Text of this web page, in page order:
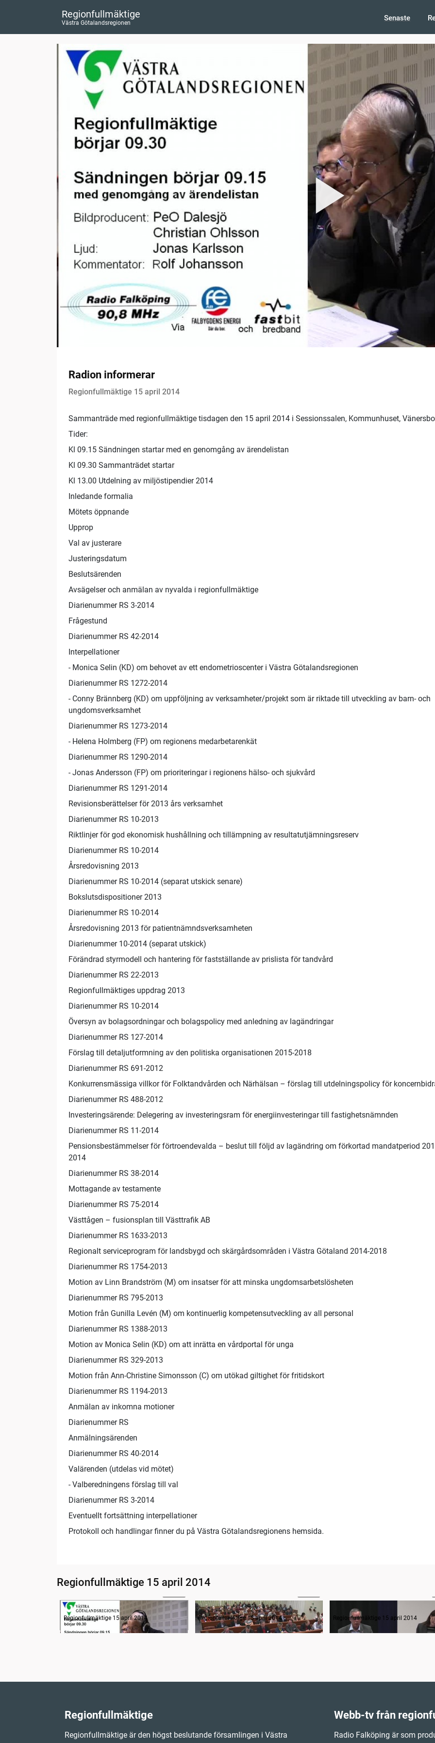
Regionfullmäktige
Västra Götalandsregionen
Senaste
Radion informerar
Regionfullmäktige 15 april 2014
Sammanträde med regionfullmäktige tisdagen den 15 april 2014 i Sessionssalen, Kommunhuset,
Tider:
Kl 09.15 Sändningen startar med en genomgång av ärendelistan
Kl 09.30 Sammanträdet startar
Kl 13.00 Utdelning av miljöstipendier 2014
Inledande formalia
Mötets öppnande
Upprop
Val av justerare
Justeringsdatum
Beslutsärenden
Avsägelser och anmälan av nyvalda i regionfullmäktige
Diarienummer RS 3-2014
Frågestund
Diarienummer RS 42-2014
Interpellationer
- Monica Selin (KD) om behovet av ett endometrioscenter i Västra Götalandsregionen
Diarienummer RS 1272-2014
- Conny Brännberg (KD) om uppföljning av verksamheter/projekt som är riktade till utveckling av barn- och
ungdomsverksamhet
Diarienummer RS 1273-2014
- Helena Holmberg (FP) om regionens medarbetarenkät
Diarienummer RS 1290-2014
- Jonas Andersson (FP) om prioriteringar i regionens hälso- och sjukvård
Diarienummer RS 1291-2014
Revisionsberättelser för 2013 års verksamhet
Diarienummer RS 10-2013
Riktlinjer för god ekonomisk hushållning och tillämpning av resultatutjämningsreserv
Diarienummer RS 10-2014
Årsredovisning 2013
Diarienummer RS 10-2014 (separat utskick senare)
Bokslutsdispositioner 2013
Diarienummer RS 10-2014
Årsredovisning 2013 för patientnämndsverksamheten
Diarienummer 10-2014 (separat utskick)
Förändrad styrmodell och hantering för fastställande av prislista för tandvård
Diarienummer RS 22-2013
Regionfullmäktiges uppdrag 2013
Diarienummer RS 10-2014
Översyn av bolagsordningar och bolagspolicy med anledning av lagändringar
Diarienummer RS 127-2014
Förslag till detaljutformning av den politiska organisationen 2015-2018
Diarienummer RS 691-2012
Konkurrensmässiga villkor för Folktandvården och Närhälsan – förslag till utdelningspolicy för
Diarienummer RS 488-2012
Investeringsärende: Delegering av investeringsram för energiinvesteringar till fastighetsnämnden
Diarienummer RS 11-2014
Pensionsbestämmelser för förtroendevalda – beslut till följd av lagändring om förkortad mandatperiod
2014
Diarienummer RS 38-2014
Mottagande av testamente
Diarienummer RS 75-2014
Västtågen – fusionsplan till Västtrafik AB
Diarienummer RS 1633-2013
Regionalt serviceprogram för landsbygd och skärgårdsområden i Västra Götaland 2014-2018
Diarienummer RS 1754-2013
Motion av Linn Brandström (M) om insatser för att minska ungdomsarbetslösheten
Diarienummer RS 795-2013
Motion från Gunilla Levén (M) om kontinuerlig kompetensutveckling av all personal
Diarienummer RS 1388-2013
Motion av Monica Selin (KD) om att inrätta en vårdportal för unga
Diarienummer RS 329-2013
Motion från Ann-Christine Simonsson (C) om utökad giltighet för fritidskort
Diarienummer RS 1194-2013
Anmälan av inkomna motioner
Diarienummer RS
Anmälningsärenden
Diarienummer RS 40-2014
Valärenden (utdelas vid mötet)
- Valberedningens förslag till val
Diarienummer RS 3-2014
Eventuellt fortsättning interpellationer
Protokoll och handlingar finner du på Västra Götalandsregionens hemsida.
Regionfullmäktige 15 april 2014
Radion informerar
Regionfullmäktige 15 april 2014
Sammanträdets öppnande
Regionfullmäktige 15 april 2014
Frågestund
Regionfullmäktige 15 april 2014
Regionfullmäktige
Regionfullmäktige är den högst beslutande församlingen i Västra
Webb-tv från
Radio Falköping är som